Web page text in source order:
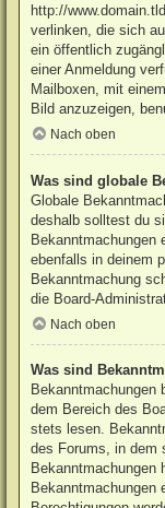
http://
verlinken, die sich
ein öffentlich
einer Anmeldung
Mailboxen, mit
Bild anzuzeigen,
Nach oben
Was sind globale
Globale
deshalb solltest du
Bekanntmachungen
ebenfalls in deinem
Bekanntmachung
die Board-
Nach oben
Was sind
Bekanntmachungen
dem Bereich des
stets lesen.
des Forums, in dem
Bekanntmachungen
Bekanntmachungen